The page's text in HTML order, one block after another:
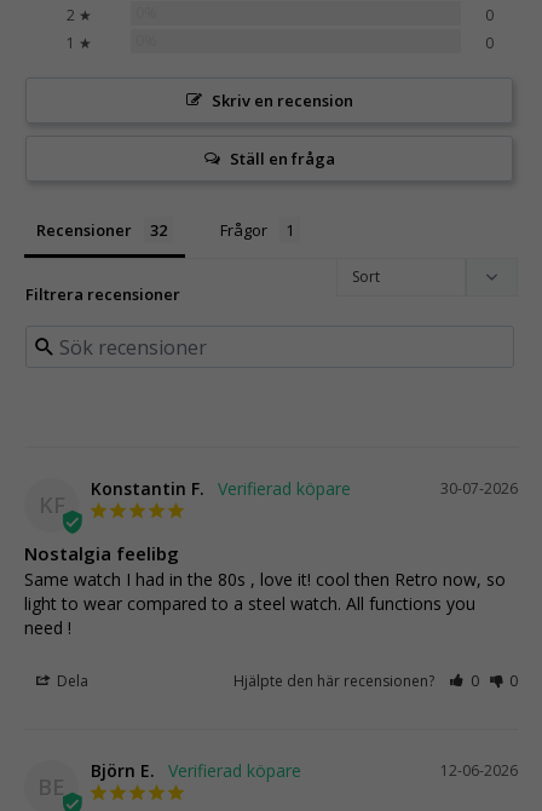
2 ★
0
1 ★
0
Skriv en recension
Ställ en fråga
Recensioner Frågor
Filtrera recensioner
KF
30-07-2026
Konstantin F.
Nostalgia feelibg
Same watch I had in the 80s , love it! cool then Retro now, so
light to wear compared to a steel watch. All functions you
need !
Dela Hjälpte den här recensionen? 0 0
BE
12-06-2026
Björn E.